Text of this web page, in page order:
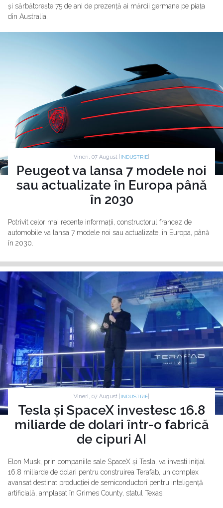
și sărbătorește 75 de ani de prezență ai mărcii germane pe piața
din Australia.
Vineri, 07 August | INDUSTRIE
Peugeot va lansa 7 modele noi
sau actualizate în Europa până
în 2030
Potrivit celor mai recente informații, constructorul francez de
automobile va lansa 7 modele noi sau actualizate, în Europa, până
în 2030.
Vineri, 07 August | INDUSTRIE
Tesla și SpaceX investesc 16.8
miliarde de dolari într-o fabrică
de cipuri AI
Elon Musk, prin companiile sale SpaceX și Tesla, va investi inițial
16.8 miliarde de dolari pentru construirea Terafab, un complex
avansat destinat producției de semiconductori pentru inteligență
artificială, amplasat în Grimes County, statul Texas.